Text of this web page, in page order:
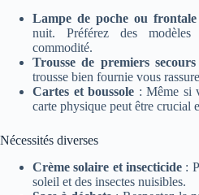
Lampe de poche ou frontale
nuit. Préférez des
commodité.
Trousse de premiers secours
trousse bien fournie vous
Cartes et boussole : Même si
carte physique peut être crucial
Nécessités diverses
Crème solaire et insecticide:
soleil et des insectes nuisibles.